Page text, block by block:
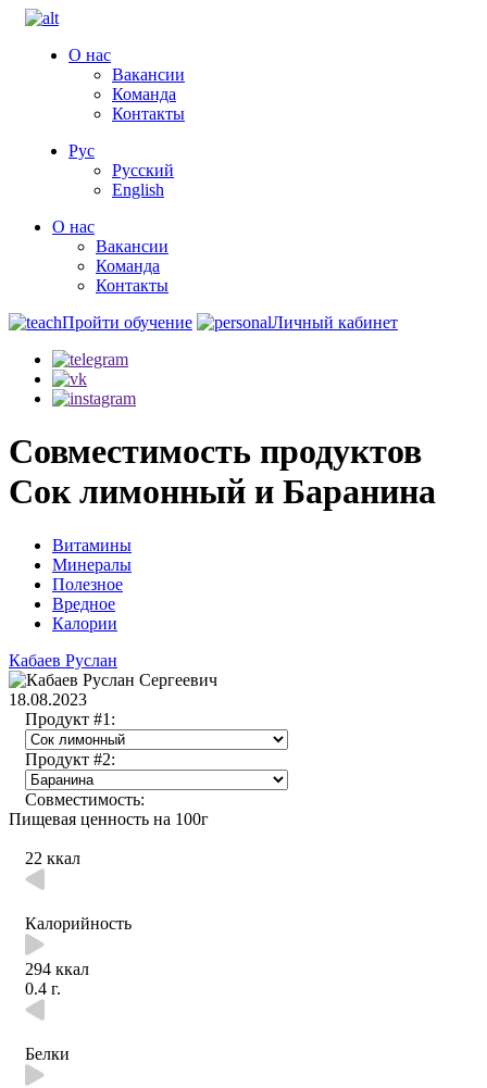
О нас
Вакансии
Команда
Контакты
Рус
Русский
English
О нас
Вакансии
Команда
Контакты
Пройти обучение
Личный кабинет
Совместимость продуктов
Сок лимонный и Баранина
Витамины
Минералы
Полезное
Вредное
Калории
Кабаев Руслан
18.08.2023
Продукт #1:
Продукт #2:
Совместимость:
Пищевая ценность на 100г
22 ккал
Калорийность
294 ккал
0.4 г.
Белки